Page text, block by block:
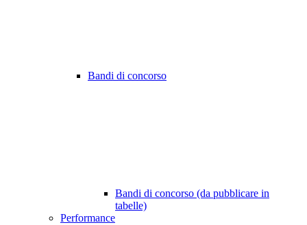
Bandi di concorso
Bandi di concorso (da pubblicare in
tabelle)
Performance